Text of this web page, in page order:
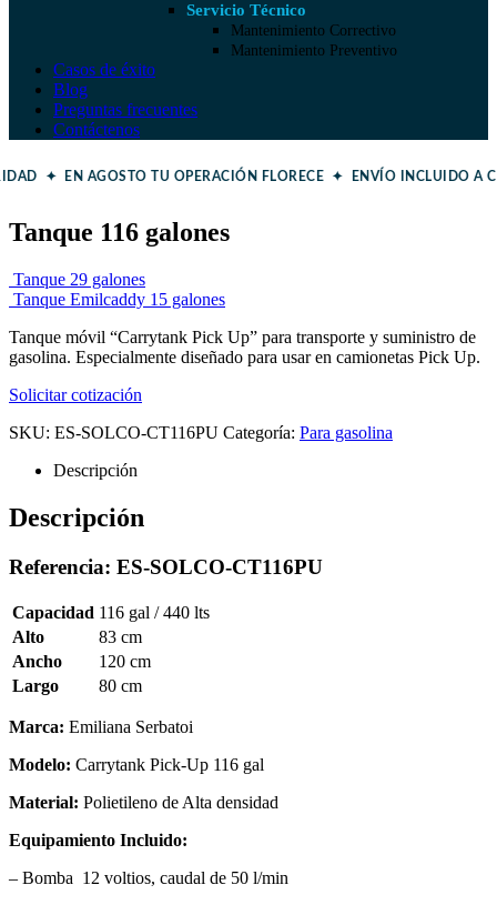
Servicio Técnico
Mantenimiento Correctivo
Mantenimiento Preventivo
Casos de éxito
Blog
Preguntas frecuentes
Contáctenos
✦ EN AGOSTO TU OPERACIÓN FLORECE ✦ ENVÍO INCLUIDO A
Tanque 116 galones
Tanque 29 galones
Tanque Emilcaddy 15 galones
Tanque móvil “Carrytank Pick Up” para transporte y suministro de
gasolina. Especialmente diseñado para usar en camionetas Pick Up.
Solicitar cotización
SKU: ES-SOLCO-CT116PU Categoría: Para gasolina
Descripción
Descripción
Referencia: ES-SOLCO-CT116PU
Capacidad 116 gal / 440 lts
Alto
83 cm
Ancho
120 cm
Largo
80 cm
Marca: Emiliana Serbatoi
Modelo: Carrytank Pick-Up 116 gal
Material: Polietileno de Alta densidad
Equipamiento Incluido:
– Bomba 12 voltios, caudal de 50 l/min